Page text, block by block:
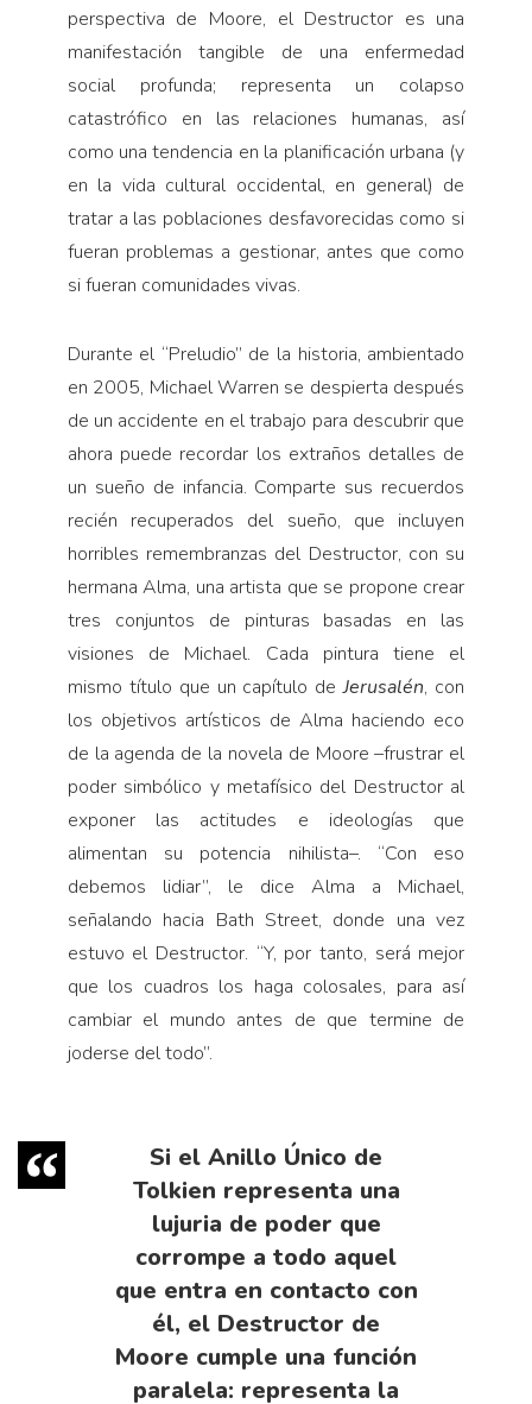
perspectiva de Moore, el Destructor es una
manifestación tangible de una enfermedad
social profunda; representa un colapso
catastrófico en las relaciones humanas, así
como una tendencia en la planificación urbana (y
en la vida cultural occidental, en general) de
tratar a las poblaciones desfavorecidas como si
fueran problemas a gestionar, antes que como
si fueran comunidades vivas.
Durante el “Preludio” de la historia, ambientado
en 2005, Michael Warren se despierta después
de un accidente en el trabajo para descubrir que
ahora puede recordar los extraños detalles de
un sueño de infancia. Comparte sus recuerdos
recién recuperados del sueño, que incluyen
horribles remembranzas del Destructor, con su
hermana Alma, una artista que se propone crear
tres conjuntos de pinturas basadas en las
visiones de Michael. Cada pintura tiene el
mismo título que un capítulo de Jerusalén, con
los objetivos artísticos de Alma haciendo eco
de la agenda de la novela de Moore –frustrar el
poder simbólico y metafísico del Destructor al
exponer las actitudes e ideologías que
alimentan su potencia nihilista–. “Con eso
debemos lidiar”, le dice Alma a Michael,
señalando hacia Bath Street, donde una vez
estuvo el Destructor. “Y, por tanto, será mejor
que los cuadros los haga colosales, para así
cambiar el mundo antes de que termine de
joderse del todo”.
Si el Anillo Único de
Tolkien representa una
lujuria de poder que
corrompe a todo aquel
que entra en contacto con
él, el Destructor de
Moore cumple una función
paralela: representa la